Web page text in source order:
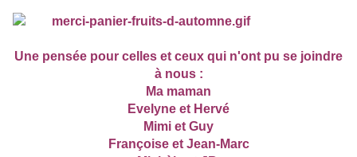
Une pensée pour celles et ceux qui n'ont pu se joindre
à nous :
Ma maman
Evelyne et Hervé
Mimi et Guy
Françoise et Jean-Marc